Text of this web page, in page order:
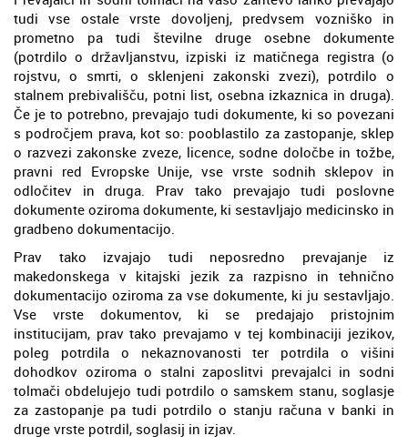
tudi vse ostale vrste dovoljenj, predvsem vozniško in
prometno pa tudi številne druge osebne dokumente
(potrdilo o državljanstvu, izpiski iz matičnega registra (o
rojstvu, o smrti, o sklenjeni zakonski zvezi), potrdilo o
stalnem prebivališču, potni list, osebna izkaznica in druga).
Če je to potrebno, prevajajo tudi dokumente, ki so povezani
s področjem prava, kot so: pooblastilo za zastopanje, sklep
o razvezi zakonske zveze, licence, sodne določbe in tožbe,
pravni red Evropske Unije, vse vrste sodnih sklepov in
odločitev in druga. Prav tako prevajajo tudi poslovne
dokumente oziroma dokumente, ki sestavljajo medicinsko in
gradbeno dokumentacijo.
Prav tako izvajajo tudi neposredno prevajanje iz
makedonskega v kitajski jezik za razpisno in tehnično
dokumentacijo oziroma za vse dokumente, ki ju sestavljajo.
Vse vrste dokumentov, ki se predajajo pristojnim
institucijam, prav tako prevajamo v tej kombinaciji jezikov,
poleg potrdila o nekaznovanosti ter potrdila o višini
dohodkov oziroma o stalni zaposlitvi prevajalci in sodni
tolmači obdelujejo tudi potrdilo o samskem stanu, soglasje
za zastopanje pa tudi potrdilo o stanju računa v banki in
druge vrste potrdil, soglasij in izjav.